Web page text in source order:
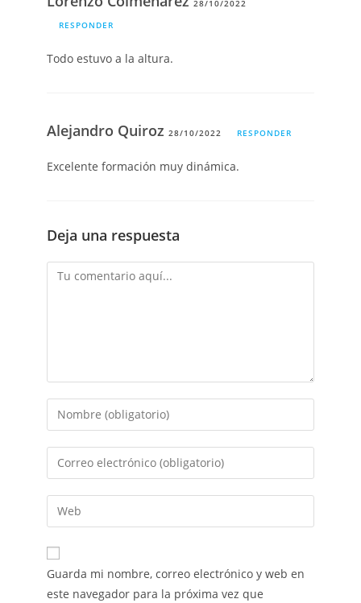
28/10/2022
RESPONDER
Todo estuvo a la altura.
Alejandro Quiroz28/10/2022 RESPONDER
Excelente formación muy dinámica.
Deja una respuesta
Guarda mi nombre, correo electrónico y web en
este navegador para la próxima vez que